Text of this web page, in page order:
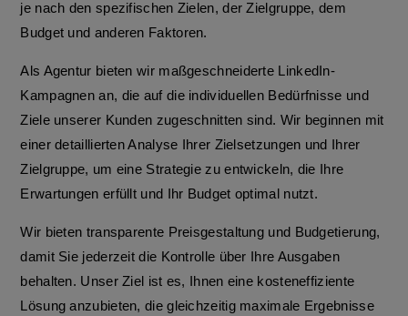
je nach den spezifischen Zielen, der Zielgruppe, dem
Budget und anderen Faktoren.
Als Agentur bieten wir maßgeschneiderte LinkedIn-
Kampagnen an, die auf die individuellen Bedürfnisse und
Ziele unserer Kunden zugeschnitten sind. Wir beginnen mit
einer detaillierten Analyse Ihrer Zielsetzungen und Ihrer
Zielgruppe, um eine Strategie zu entwickeln, die Ihre
Erwartungen erfüllt und Ihr Budget optimal nutzt.
Wir bieten transparente Preisgestaltung und Budgetierung,
damit Sie jederzeit die Kontrolle über Ihre Ausgaben
behalten. Unser Ziel ist es, Ihnen eine kosteneffiziente
Lösung anzubieten, die gleichzeitig maximale Ergebnisse